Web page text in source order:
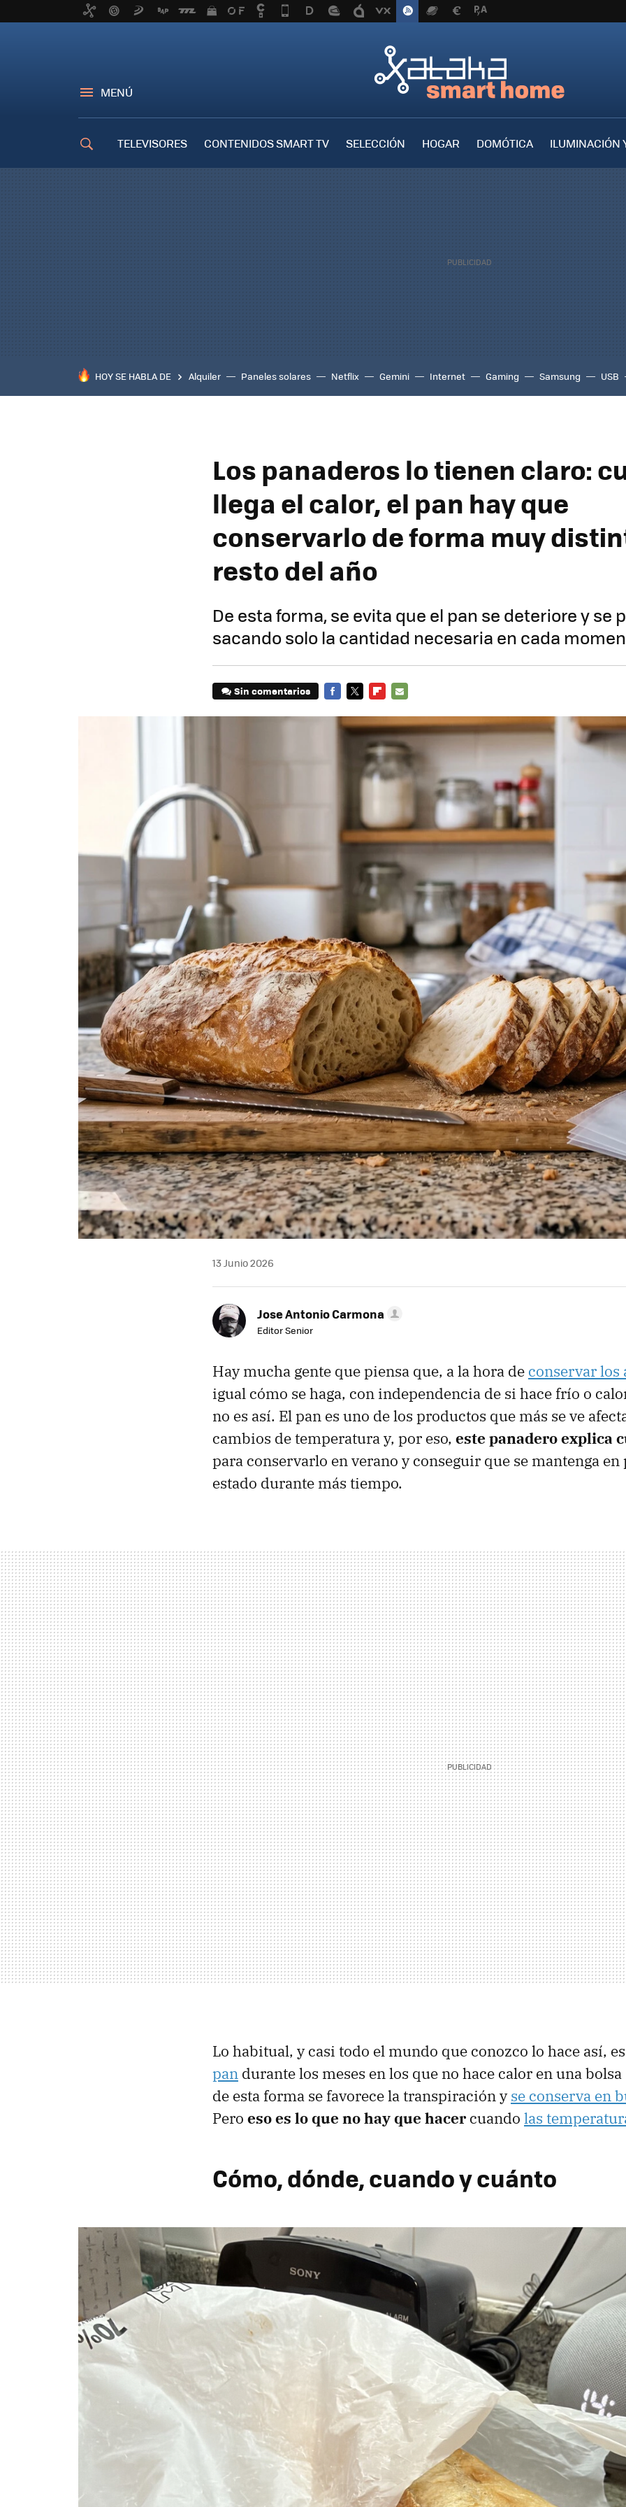
MENÚ
TELEVISORES CONTENIDOS SMART TV SELECCIÓN HOGAR DOMÓTICA
ILUMINACIÓN
HOY SE HABLA DE Alquiler Paneles solares Netflix Gemini Internet Gaming Samsung USB
Los panaderos lo tienen claro:
llega el calor, el pan hay que
conservarlo de forma muy
resto del año
De esta forma, se evita que el pan se deteriore y se
sacando solo la cantidad necesaria en cada
Sin comentarios
MAIL
13 Junio 2026
Jose Antonio Carmona
Editor Senior
Hay mucha gente que piensa que, a la hora de conservar los
igual cómo se haga, con independencia de si hace frío o
no es así. El pan es uno de los productos que más se ve
cambios de temperatura y, por eso, este panadero explica
para conservarlo en verano y conseguir que se mantenga en
estado durante más tiempo.
Lo habitual, y casi todo el mundo que conozco lo hace así,
pan durante los meses en los que no hace calor en una
de esta forma se favorece la transpiración yse conserva en
Pero eso es lo que no hay que hacer cuando las
Cómo, dónde, cuando y cuánto